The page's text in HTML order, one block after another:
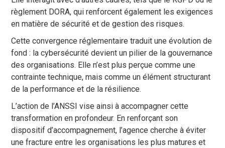
règlement DORA, qui renforcent également les exigences
en matière de sécurité et de gestion des risques.
Cette convergence réglementaire traduit une évolution de
fond : la cybersécurité devient un pilier de la gouvernance
des organisations. Elle n’est plus perçue comme une
contrainte technique, mais comme un élément structurant
de la performance et de la résilience.
L’action de l’ANSSI vise ainsi à accompagner cette
transformation en profondeur. En renforçant son
dispositif d’accompagnement, l’agence cherche à éviter
une fracture entre les organisations les plus matures et